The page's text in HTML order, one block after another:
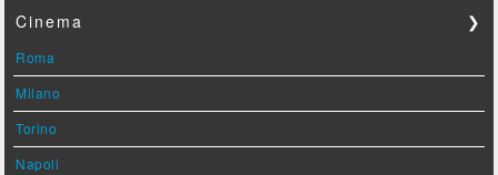
Cinema ❯
Roma
Milano
Torino
Napoli